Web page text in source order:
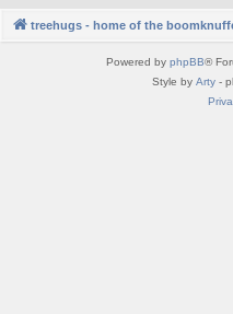
treehugs - home of the
Powered by phpBB®
Style by Arty -